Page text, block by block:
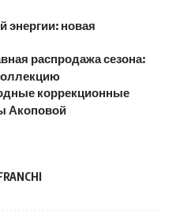
энергии: новая
распродажа сезона:
коррекционные
Акоповой